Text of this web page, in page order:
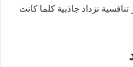
تزداد جاذبية كلما كانت